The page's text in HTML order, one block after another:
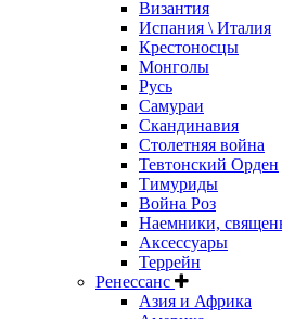
Византия
Испания \ Италия
Крестоносцы
Монголы
Русь
Самураи
Скандинавия
Столетняя война
Тевтонский Орден
Тимуриды
Война Роз
Наемники,
Аксессуары
Террейн
Ренессанс
Азия и Африка